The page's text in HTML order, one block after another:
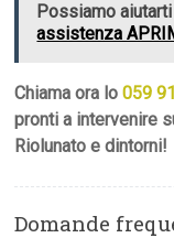
Possiamo
assistenza
Chiama ora lo059
pronti a intervenire
Riolunato e dintorni!
Domande